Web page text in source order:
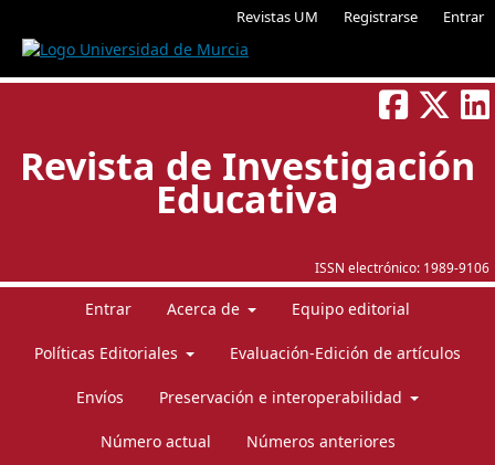
Revistas UM Registrarse Entrar
ISSN electrónico: 1989-9106
Revista de Investigación
Educativa
Entrar Acerca de Equipo editorial
Políticas Editoriales Evaluación-Edición de artículos
Envíos Preservación e interoperabilidad
Número actual Números anteriores